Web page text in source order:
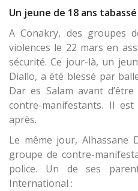
Un jeune de 18 ans
A Conakry, des groupes
violences le 22 mars en
sécurité. Ce jour-là, un
Diallo, a été blessé par
Dar es Salam avant
contre-manifestants. Il
après.
Le même jour,
groupe de contre-
police. Un de ses
International :